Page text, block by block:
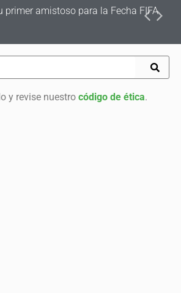
primer amistoso para la Fecha FIFA
y revise nuestro código de ética.